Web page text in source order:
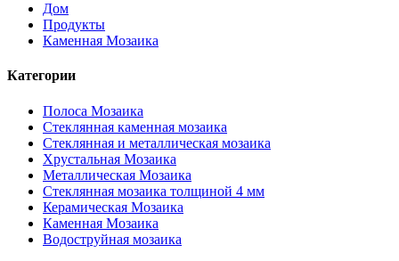
Дом
Продукты
Каменная Мозаика
Категории
Полоса Мозаика
Стеклянная каменная мозаика
Стеклянная и металлическая мозаика
Хрустальная Мозаика
Металлическая Мозаика
Стеклянная мозаика толщиной 4 мм
Керамическая Мозаика
Каменная Мозаика
Водоструйная мозаика